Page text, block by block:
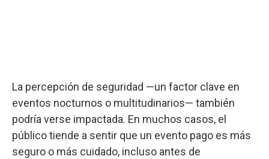
La percepción de seguridad —un factor clave en
eventos nocturnos o multitudinarios— también
podría verse impactada. En muchos casos, el
público tiende a sentir que un evento pago es más
seguro o más cuidado, incluso antes de